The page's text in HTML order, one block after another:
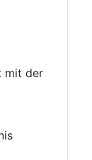
mit der